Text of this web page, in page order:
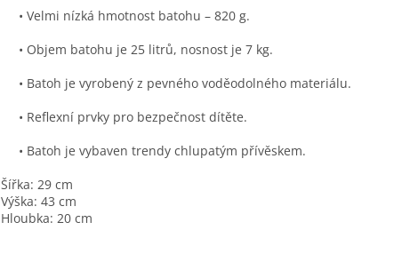
• Velmi nízká hmotnost batohu – 820 g.
• Objem batohu je 25 litrů, nosnost je 7 kg.
• Batoh je vyrobený z pevného voděodolného materiálu.
• Reflexní prvky pro bezpečnost dítěte.
• Batoh je vybaven trendy chlupatým přívěskem.
Šířka: 29 cm
Výška: 43 cm
Hloubka: 20 cm